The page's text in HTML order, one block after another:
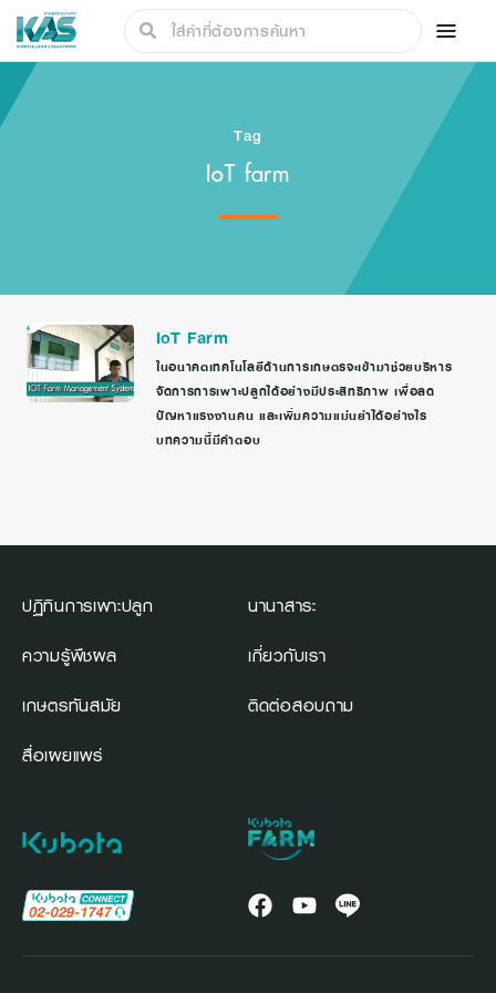
Tag
IoT farm
IoT Farm
ในอนาคตเทคโนโลยีด้านการเกษตรจะเข้ามาช่วยบริหาร
จัดการการเพาะปลูกได้อย่างมีประสิทธิภาพ เพื่อลด
ปัญหาแรงงานคน และเพิ่มความแม่นยำได้อย่างไร
บทความนี้มีคำตอบ
ปฏิทินการเพาะปลูก
ความรู้พืชผล
เกษตรทันสมัย
สื่อเผยแพร่
นานาสาระ
เกี่ยวกับเรา
ติดต่อสอบถาม